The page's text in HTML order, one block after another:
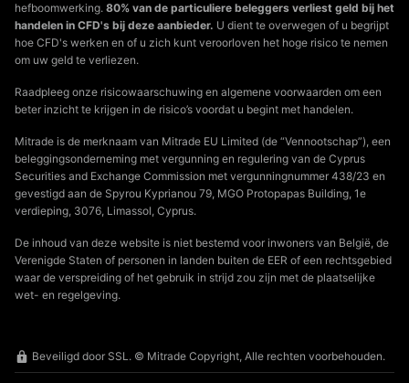
hefboomwerking. 80% van de particuliere beleggers verliest geld bij het
handelen in CFD's bij deze aanbieder. U dient te overwegen of u begrijpt
hoe CFD's werken en of u zich kunt veroorloven het hoge risico te nemen
om uw geld te verliezen.
Raadpleeg onze risicowaarschuwing en algemene voorwaarden om een
beter inzicht te krijgen in de risico’s voordat u begint met handelen.
Mitrade is de merknaam van Mitrade EU Limited (de “Vennootschap”), een
beleggingsonderneming met vergunning en regulering van de Cyprus
Securities and Exchange Commission met vergunningnummer 438/23 en
gevestigd aan de Spyrou Kyprianou 79, MGO Protopapas Building, 1e
verdieping, 3076, Limassol, Cyprus.
De inhoud van deze website is niet bestemd voor inwoners van België, de
Verenigde Staten of personen in landen buiten de EER of een rechtsgebied
waar de verspreiding of het gebruik in strijd zou zijn met de plaatselijke
wet- en regelgeving.
Beveiligd door SSL. © Mitrade Copyright, Alle rechten voorbehouden.